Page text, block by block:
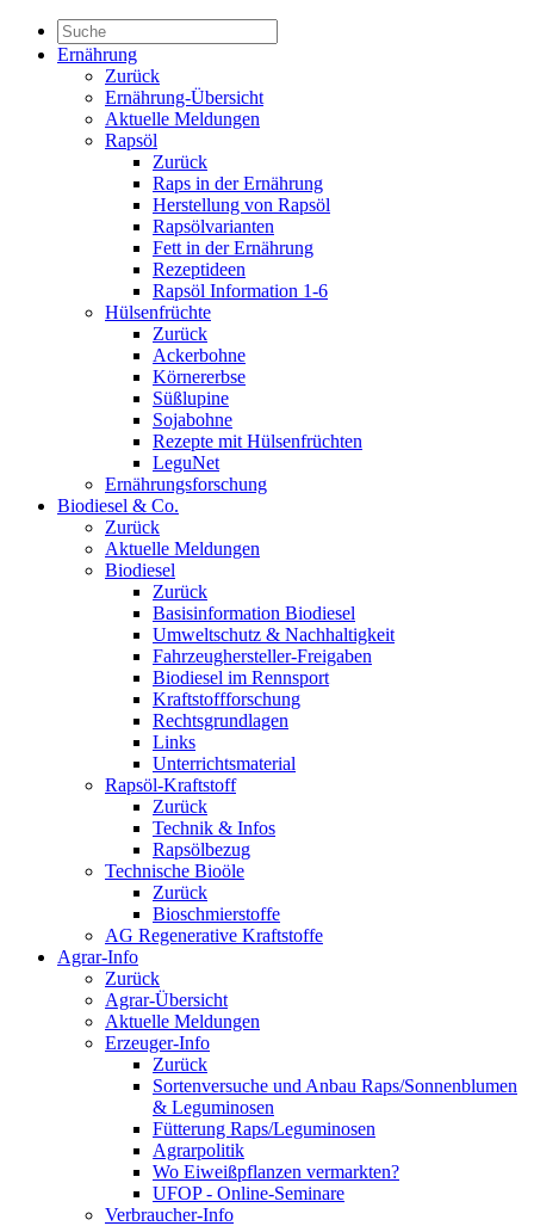
Ernährung
Zurück
Ernährung-Übersicht
Aktuelle Meldungen
Rapsöl
Zurück
Raps in der Ernährung
Herstellung von Rapsöl
Rapsölvarianten
Fett in der Ernährung
Rezeptideen
Rapsöl Information 1-6
Hülsenfrüchte
Zurück
Ackerbohne
Körnererbse
Süßlupine
Sojabohne
Rezepte mit Hülsenfrüchten
LeguNet
Ernährungsforschung
Biodiesel & Co.
Zurück
Aktuelle Meldungen
Biodiesel
Zurück
Basisinformation Biodiesel
Umweltschutz & Nachhaltigkeit
Fahrzeughersteller-Freigaben
Biodiesel im Rennsport
Kraftstoffforschung
Rechtsgrundlagen
Links
Unterrichtsmaterial
Rapsöl-Kraftstoff
Zurück
Technik & Infos
Rapsölbezug
Technische Bioöle
Zurück
Bioschmierstoffe
AG Regenerative Kraftstoffe
Agrar-Info
Zurück
Agrar-Übersicht
Aktuelle Meldungen
Erzeuger-Info
Zurück
Sortenversuche und Anbau Raps/Sonnenblumen
& Leguminosen
Fütterung Raps/Leguminosen
Agrarpolitik
Wo Eiweißpflanzen vermarkten?
UFOP - Online-Seminare
Verbraucher-Info